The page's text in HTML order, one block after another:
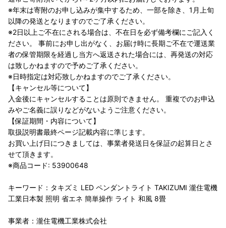
※年末は寄附のお申し込みが集中するため、一部を除き、1月上旬
以降の発送となりますのでご了承ください。
※2日以上ご不在にされる場合は、不在日を必ず備考欄にご記入く
ださい。 事前にお申し出がなく、お届け時に長期ご不在で運送業
者の保管期限を経過し当方へ返送された場合には、再発送の対応
は致しかねますので予めご了承ください。
※日時指定は対応致しかねますのでご了承ください。
【キャンセル等について】
入金後にキャンセルすることは原則できません。 重複でのお申込
みやご名義に誤りなどがないようご注意ください。
【保証期間・内容について】
取扱説明書最終ページ記載内容に準じます。
お買い上げ日につきましては、事業者発送日を保証の起算日とさ
せて頂きます。
※商品コード: 53900648
キーワード：タキズミ LED ペンダントライト TAKIZUMI 瀧住電機
工業日本製 照明 省エネ 簡単操作 ライト 和風 8畳
事業者：瀧住電機工業株式会社